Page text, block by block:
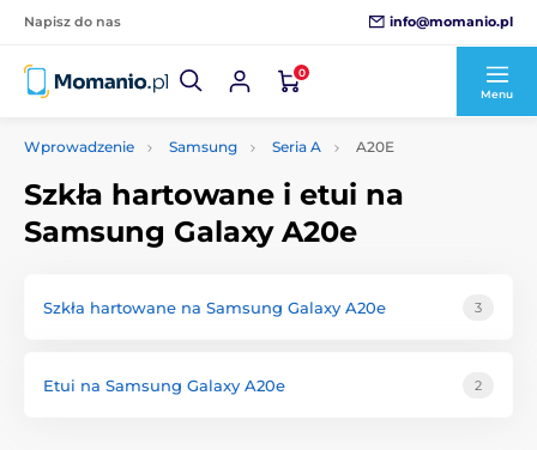
Napisz do nas info@momanio.pl
0
Menu
Wprowadzenie Samsung Seria A A20E
Szkła hartowane i etui na
Samsung Galaxy A20e
Szkła hartowane na Samsung Galaxy A20e 3
Etui na Samsung Galaxy A20e 2